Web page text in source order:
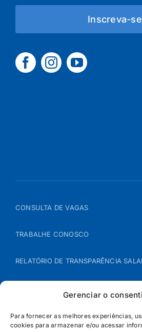
Gerenciar o
Para fornecer as melhores experiências,
cookies para armazenar e/ou acessar
Inscreva-se
CONSULTA DE VAGAS
TRABALHE CONOSCO
RELATÓRIO DE TRANSPARÊNCIA
POLÍTICA DE COOKIES